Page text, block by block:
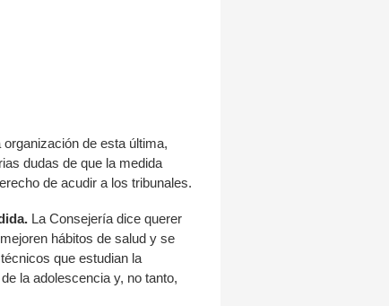
de esta última,
dudas de que la medida
de acudir a los tribunales.
La Consejería dice querer
hábitos de salud y se
que estudian la
la adolescencia y, no tanto,